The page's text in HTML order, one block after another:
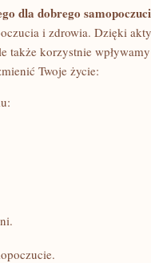
dla dobrego
i zdrowia. Dzięki
także korzystnie‌
Twoje ​życie: